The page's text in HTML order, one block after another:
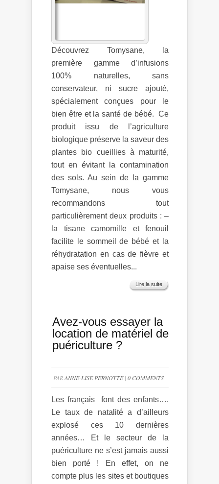
Découvrez Tomysane, la
première gamme d’infusions
100% naturelles, sans
conservateur, ni sucre ajouté,
spécialement conçues pour le
bien être et la santé de bébé. Ce
produit issu de l’agriculture
biologique préserve la saveur des
plantes bio cueillies à maturité,
tout en évitant la contamination
des sols. Au sein de la gamme
Tomysane, nous vous
recommandons tout
particulièrement deux produits : –
la tisane camomille et fenouil
facilite le sommeil de bébé et la
réhydratation en cas de fièvre et
apaise ses éventuelles...
Lire la suite
Avez-vous essayer la
location de matériel de
puériculture ?
PARANNE-LISE PERNOTTE| 0 COMMENTS
Les français font des enfants….
Le taux de natalité a d’ailleurs
explosé ces 10 dernières
années… Et le secteur de la
puériculture ne s’est jamais aussi
bien porté ! En effet, on ne
compte plus les sites et boutiques